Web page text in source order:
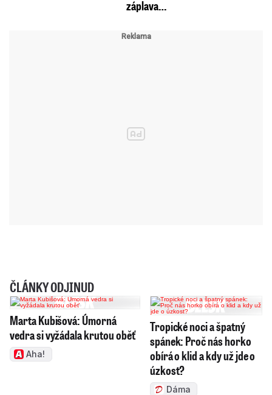
záplava…
ČLÁNKY ODJINUD
Marta Kubišová: Úmorná
vedra si vyžádala krutou oběť
Aha!
Tropické noci a špatný
spánek: Proč nás horko
obírá o klid a kdy už jde o
úzkost?
Dáma